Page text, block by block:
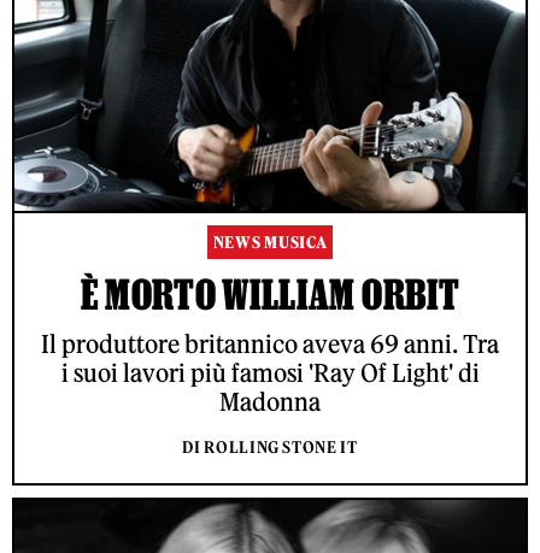
NEWS MUSICA
È MORTO WILLIAM ORBIT
Il produttore britannico aveva 69 anni. Tra
i suoi lavori più famosi 'Ray Of Light' di
Madonna
DI ROLLING STONE IT